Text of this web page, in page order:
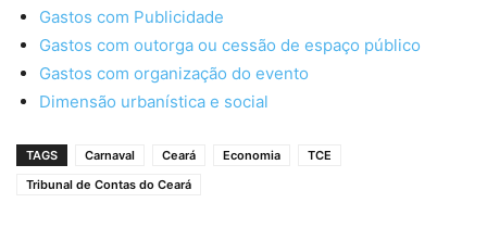
Gastos com Publicidade
Gastos com outorga ou cessão de espaço público
Gastos com organização do evento
Dimensão urbanística e social
TAGS Carnaval Ceará Economia
TCE
Tribunal de Contas do Ceará